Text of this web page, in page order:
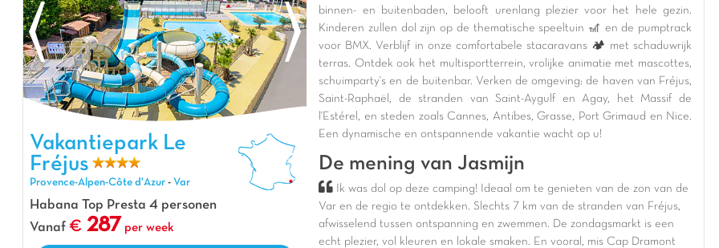
Vakantiepark Le Fréjus, Vakantiepark Provence-Alpen-Côte
d'Azur
Vakantiepark Le
Fréjus
Provence-Alpen-Côte d'Azur - Var
Habana Top Presta 4 personen
Vanaf
287 per week
binnen- en buitenbaden, belooft urenlang plezier voor het hele gezin.
Kinderen zullen dol zijn op de thematische speeltuin 🎢 en de pumptrack
voor BMX. Verblijf in onze comfortabele stacaravans 🏕️ met schaduwrijk
terras. Ontdek ook het multisportterrein, vrolijke animatie met mascottes,
schuimparty's en de buitenbar. Verken de omgeving: de haven van Fréjus,
Saint-Raphaël, de stranden van Saint-Aygulf en Agay, het Massif de
l'Estérel, en steden zoals Cannes, Antibes, Grasse, Port Grimaud en Nice.
Een dynamische en ontspannende vakantie wacht op u!
De mening van Jasmijn
Ik was dol op dezecamping! Ideaal om te genieten van dezon van de
Var en de regio te ontdekken. Slechts 7 km van de stranden van Fréjus,
afwisselend tussenontspanning enzwemmen. Dezondagsmarkt is een
echt plezier, vol
kleuren en lokale smaken. En vooral, mis Cap Dramont